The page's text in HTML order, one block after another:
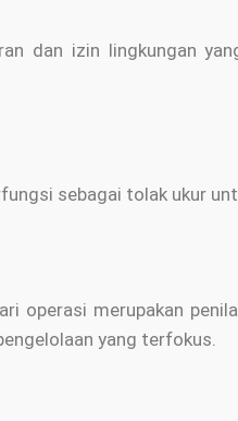
dan izin lingkungan
sebagai tolak ukur
operasi merupakan
yang terfokus.